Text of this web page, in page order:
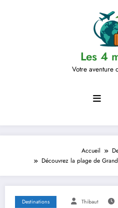
Les 4
Votre aventure
Accueil
Découvrez la plage de
Destinations Thibaut